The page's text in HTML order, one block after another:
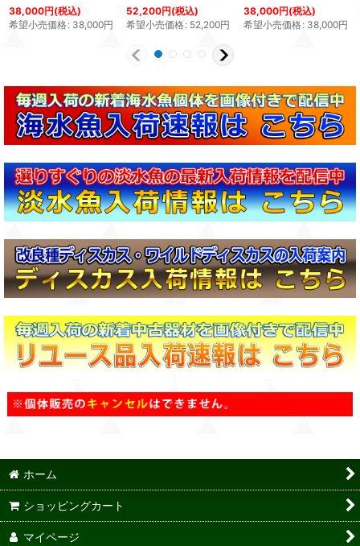
38,000円(税込)
希望小売価格: 38,000円
52,200円(税込)
希望小売価格: 52,200円
38,000円(税込)
希望小売価格: 38,000円
ホーム
ショッピングカート
マイページ